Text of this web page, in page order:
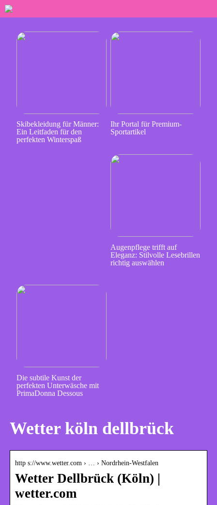
Skibekleidung für Männer:
Ein Leitfaden für den
perfekten Winterspaß
Ihr Portal für Premium-
Sportartikel
Augenpflege trifft auf
Eleganz: Stilvolle Lesebrillen
richtig auswählen
Die subtile Kunst der
perfekten Unterwäsche mit
PrimaDonna Dessous
Wetter köln dellbrück
http s://www.wetter.com › … › Nordrhein-Westfalen
Wetter Dellbrück (Köln) |
wetter.com